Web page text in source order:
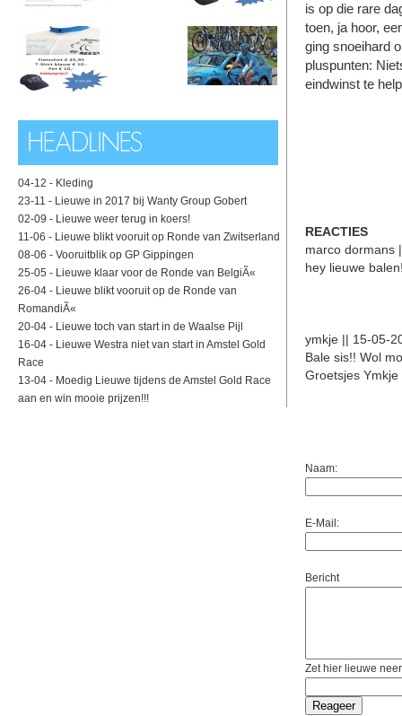
04-12 - Kleding
23-11 - Lieuwe in 2017 bij Wanty Group Gobert
02-09 - Lieuwe weer terug in koers!
11-06 - Lieuwe blikt vooruit op Ronde van Zwitserland
08-06 - Vooruitblik op GP Gippingen
25-05 - Lieuwe klaar voor de Ronde van BelgiÃ«
26-04 - Lieuwe blikt vooruit op de Ronde van
RomandiÃ«
20-04 - Lieuwe toch van start in de Waalse Pijl
16-04 - Lieuwe Westra niet van start in Amstel Gold
Race
13-04 - Moedig Lieuwe tijdens de Amstel Gold Race
aan en win mooie prijzen!!!
is op die rare
toen, ja hoor,
ging snoeihard
pluspunten:
eindwinst te
REACTIES
marco dormans
hey lieuwe
ymkje || 15-05-
Bale sis!! Wol
Groetsjes Ymkje
Naam:
E-Mail:
Bericht
Zet hier lieuwe